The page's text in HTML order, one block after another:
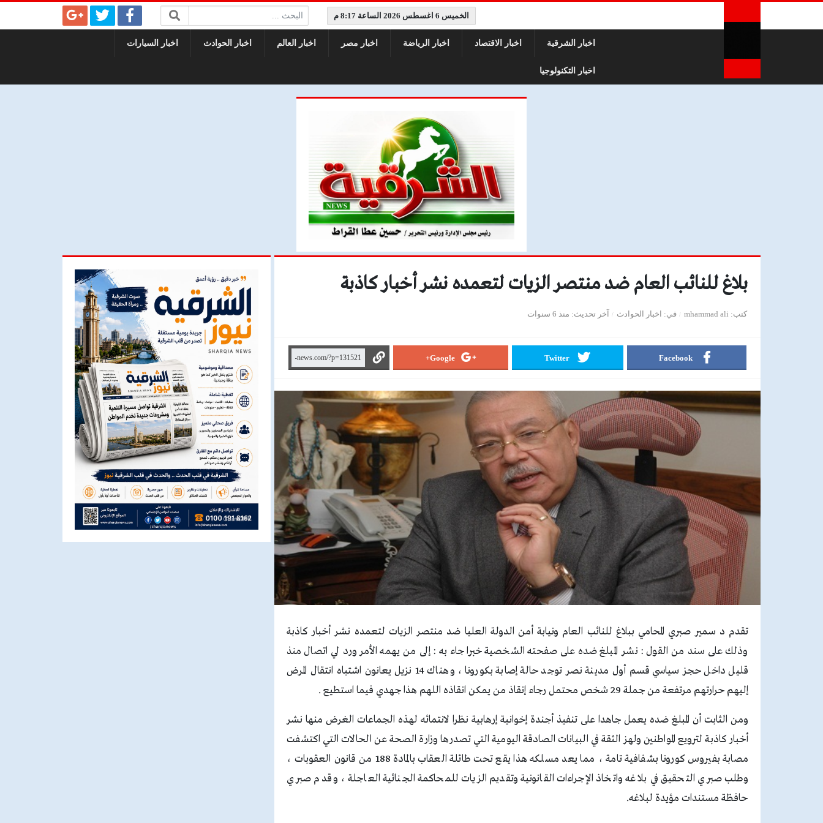
الخميس 6 اغسطس 2026 الساعة 8:17 م البحث:
اخبار الشرقية اخبار الاقتصاد اخبار الرياضة اخبار مصر اخبار العالم اخبار الحوادث اخبار السيارات
اخبار التكنولوجيا
بلاغ للنائب العام ضد منتصر الزيات لتعمده نشر أخبار كاذبة
كتب mhammad ali في اخبار الحوادث آخر تحديث منذ 6 سنوات
Facebook
Twitter
Google+
تقدم د سمير صبري المحامي ببلاغ للنائب العام ونيابة أمن الدولة العليا ضد منتصر الزيات لتعمده نشر أخبار كاذبة
وذلك على سند من القول : نشر المبلغ ضده على صفحته الشخصية خبرا جاء به : إلى من يهمه الأمر ورد لي اتصال منذ
قليل داخل حجز سياسي قسم أول مدينة نصر توجد حالة إصابة بكورونا ، وهناك 14 نزيل يعانون اشتباه انتقال المرض
إليهم حرارتهم مرتفعة من جملة 29 شخص محتمل رجاء إنقاذ من يمكن انقاذه اللهم هذا جهدي فيما استطيع .
ومن الثابت أن المبلغ ضده يعمل جاهدا على تنفيذ أجندة إخوانية إرهابية نظرا لانتمائه لهذه الجماعات الغرض منها نشر
أخبار كاذبة لترويع المواطنين ولهز الثقة في البيانات الصادقة اليومية التي تصدرها وزارة الصحة عن الحالات التي اكتشفت
مصابة بفيروس كورونا بشفافية تامة ، مما يعد مسلكه هذا يقع تحت طائلة العقاب بالمادة 188 من قانون العقوبات ،
وطلب صبري التحقيق في بلاغه واتخاذ الإجراءات القانونية وتقديم الزيات للمحاكمة الجنائية العاجلة ، وقدم صبري
حافظة مستندات مؤيدة لبلاغه.